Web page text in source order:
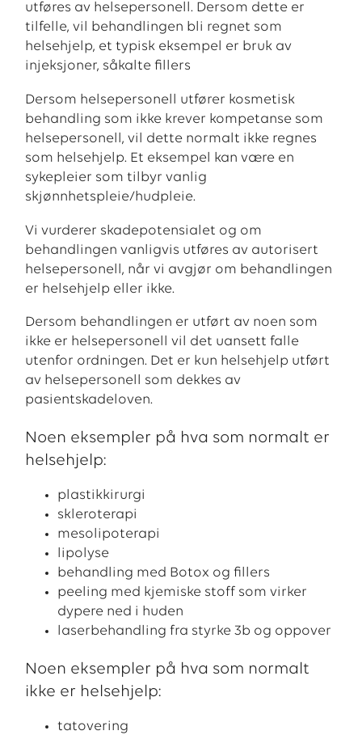
utføres av helsepersonell. Dersom dette er
tilfelle, vil behandlingen bli regnet som
helsehjelp, et typisk eksempel er bruk av
injeksjoner, såkalte fillers
Dersom helsepersonell utfører kosmetisk
behandling som ikke krever kompetanse som
helsepersonell, vil dette normalt ikke regnes
som helsehjelp. Et eksempel kan være en
sykepleier som tilbyr vanlig
skjønnhetspleie/hudpleie.
Vi vurderer skadepotensialet og om
behandlingen vanligvis utføres av autorisert
helsepersonell, når vi avgjør om behandlingen
er helsehjelp eller ikke.
Dersom behandlingen er utført av noen som
ikke er helsepersonell vil det uansett falle
utenfor ordningen. Det er kun helsehjelp utført
av helsepersonell som dekkes av
pasientskadeloven.
Noen eksempler på hva som normalt er
helsehjelp:
plastikkirurgi
skleroterapi
mesolipoterapi
lipolyse
behandling med Botox og fillers
peeling med kjemiske stoff som virker
dypere ned i huden
laserbehandling fra styrke 3b og oppover
Noen eksempler på hva som normalt
ikke er helsehjelp:
tatovering